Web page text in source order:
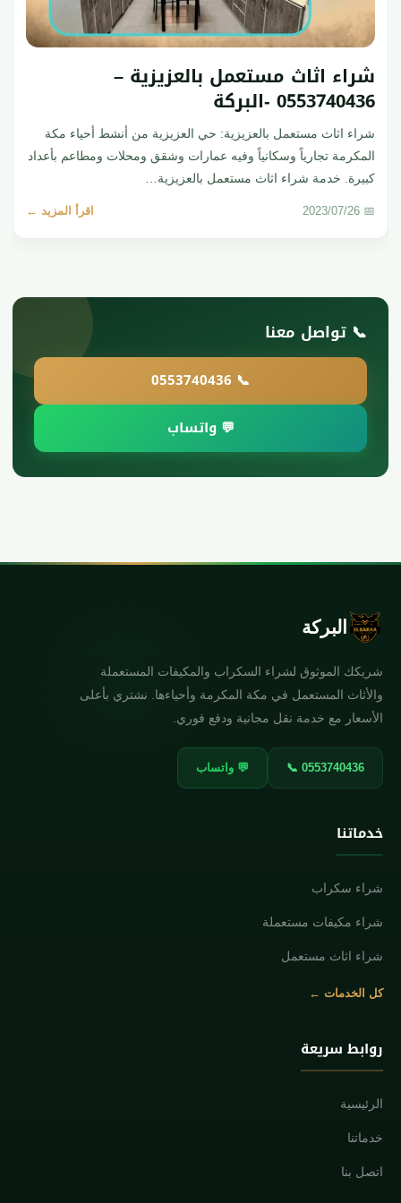
شراء اثاث مستعمل بالعزيزية –
0553740436 -البركة
شراء اثاث مستعمل بالعزيزية: حي العزيزية من أنشط أحياء مكة
المكرمة تجارياً وسكانياً وفيه عمارات وشقق ومحلات ومطاعم بأعداد
كبيرة. خدمة شراء اثاث مستعمل بالعزيزية…
📅 2023/07/26 اقرأ المزيد ←
📞 تواصل معنا
📞 0553740436
💬 واتساب
البركة
شريكك الموثوق لشراء السكراب والمكيفات المستعملة
والأثاث المستعمل في مكة المكرمة وأحياءها. نشتري بأعلى
الأسعار مع خدمة نقل مجانية ودفع فوري.
📞 0553740436 💬 واتساب
خدماتنا
شراء سكراب
شراء مكيفات مستعملة
شراء اثاث مستعمل
كل الخدمات ←
روابط سريعة
الرئيسية
خدماتنا
اتصل بنا